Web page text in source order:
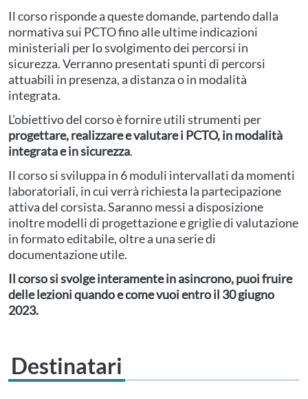
Il corso risponde a queste domande, partendo dalla
normativa sui PCTO fino alle ultime indicazioni
ministeriali per lo svolgimento dei percorsi in
sicurezza. Verranno presentati spunti di percorsi
attuabili in presenza, a distanza o in modalità
integrata.
L’obiettivo del corso è fornire utili strumenti per
progettare, realizzare e valutare i PCTO, in modalità
integrata e in sicurezza.
Il corso si sviluppa in 6 moduli intervallati da momenti
laboratoriali, in cui verrà richiesta la partecipazione
attiva del corsista. Saranno messi a disposizione
inoltre modelli di progettazione e griglie di valutazione
in formato editabile, oltre a una serie di
documentazione utile.
Il corso si svolge interamente in asincrono, puoi fruire
delle lezioni quando e come vuoi entro il 30 giugno
2023.
Destinatari